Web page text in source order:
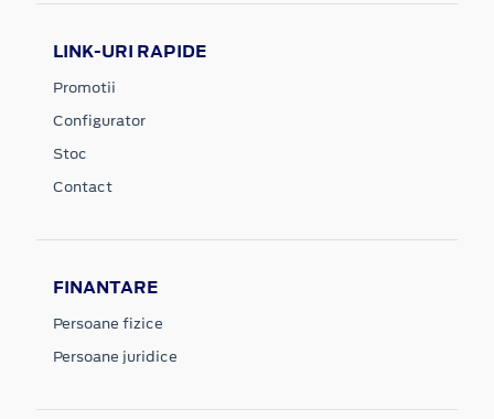
LINK-URI RAPIDE
Promotii
Configurator
Stoc
Contact
FINANTARE
Persoane fizice
Persoane juridice